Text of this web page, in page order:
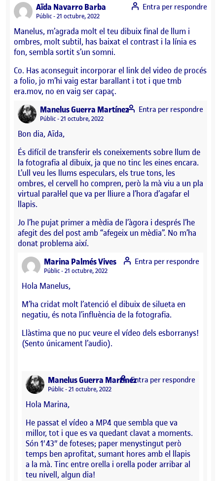
Aïda Navarro Barba
Visibilitat:
Públic 21 octubre, 2022
Manelus, m’agrada molt el teu dibuix final de llum i
ombres, molt subtil, has baixat el contrast i la línia es
fon, sembla sortit s’un somni.
Co. Has aconseguit incorporar el link del video de procés
a folio, jo m’hi vaig estar barallant i tot i que tmb
era.mov, no en vaig ser capaç.
Entra per respondre
Manelus Guerra Martínezsays:
Visibilitat:
Públic 21 octubre, 2022
Bon dia, Aïda,
És difícil de transferir els coneixements sobre llum de
la fotografia al dibuix, ja que no tinc les eines encara.
L’ull veu les llums especulars, els true tons, les
ombres, el cervell ho compren, però la mà viu a un pla
virtual paral·lel que va per lliure a l’hora d’agafar el
llapis.
Jo l’he pujat primer a mèdia de l’àgora i després l’he
afegit des del post amb “afegeix un mèdia”. No m’ha
donat problema així.
Entra per respondre
Marina Palmés Vivessays:
Visibilitat:
Públic 21 octubre, 2022
Hola Manelus,
M’ha cridat molt l’atenció el dibuix de silueta en
negatiu, és nota l’influència de la fotografia.
Llàstima que no puc veure el vídeo dels esborranys!
(Sento únicament l’audio).
Entra per respondre
Manelus Guerra Martínezsays:
Visibilitat:
Públic 21 octubre, 2022
Hola Marina,
He passat el vídeo a MP4 que sembla que va
millor, tot i que es va quedant clavat a moments.
Són 1′ 43″ de foteses; paper menystingut però
temps ben aprofitat, sumant hores amb el llapis
a la mà. Tinc entre orella i orella poder arribar al
teu nivell, algun dia!
Entra per respondre